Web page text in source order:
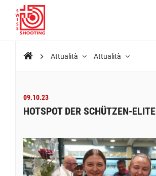
Attualità Attualità
09.10.23
HOTSPOT DER SCHÜTZEN-ELITE